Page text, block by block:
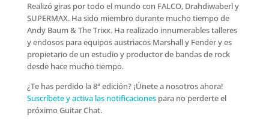
Realizó giras por todo el mundo con FALCO, Drahdiwaberl y
SUPERMAX. Ha sido miembro durante mucho tiempo de
Andy Baum & The Trixx. Ha realizado innumerables talleres
y endosos para equipos austriacos Marshall y Fender y es
propietario de un estudio y productor de bandas de rock
desde hace mucho tiempo.
¿Te has perdido la 8ª edición? ¡Únete a nosotros ahora!
Suscríbete y activa las notificacionespara no perderte el
próximo Guitar Chat.